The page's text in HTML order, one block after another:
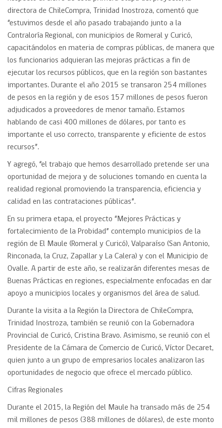
directora de ChileCompra, Trinidad Inostroza, comentó que
“estuvimos desde el año pasado trabajando junto a la
Contraloría Regional, con municipios de Romeral y Curicó,
capacitándolos en materia de compras públicas, de manera que
los funcionarios adquieran las mejoras prácticas a fin de
ejecutar los recursos públicos, que en la región son bastantes
importantes. Durante el año 2015 se transaron 254 millones
de pesos en la región y de esos 157 millones de pesos fueron
adjudicados a proveedores de menor tamaño. Estamos
hablando de casi 400 millones de dólares, por tanto es
importante el uso correcto, transparente y eficiente de estos
recursos”.
Y agregó, “el trabajo que hemos desarrollado pretende ser una
oportunidad de mejora y de soluciones tomando en cuenta la
realidad regional promoviendo la transparencia, eficiencia y
calidad en las contrataciones públicas”.
En su primera etapa, el proyecto “Mejores Prácticas y
fortalecimiento de la Probidad” contemplo municipios de la
región de El Maule (Romeral y Curicó), Valparaíso (San Antonio,
Rinconada, la Cruz, Zapallar y La Calera) y con el Municipio de
Ovalle. A partir de este año, se realizarán diferentes mesas de
Buenas Prácticas en regiones, especialmente enfocadas en dar
apoyo a municipios locales y organismos del área de salud.
Durante la visita a la Región la Directora de ChileCompra,
Trinidad Inostroza, también se reunió con la Gobernadora
Provincial de Curicó, Cristina Bravo. Asimismo, se reunió con el
Presidente de la Cámara de Comercio de Curicó, Víctor Decaret,
quien junto a un grupo de empresarios locales analizaron las
oportunidades de negocio que ofrece el mercado público.
Cifras Regionales
Durante el 2015, la Región del Maule ha transado más de 254
mil millones de pesos (388 millones de dólares), de este monto